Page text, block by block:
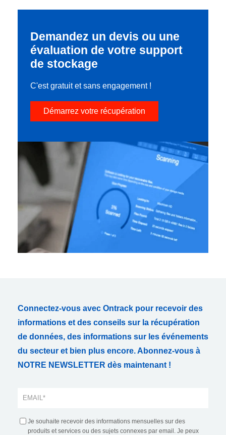
Demandez un devis ou une
évaluation de votre support
de stockage
C'est gratuit et sans engagement !
Démarrez votre récupération
Connectez-vous avec Ontrack pour recevoir des
informations et des conseils sur la récupération
de données, des informations sur les événements
du secteur et bien plus encore. Abonnez-vous à
NOTRE NEWSLETTER dès maintenant !
Je souhaite recevoir des informations mensuelles sur des
produits et services ou des sujets connexes par email. Je peux